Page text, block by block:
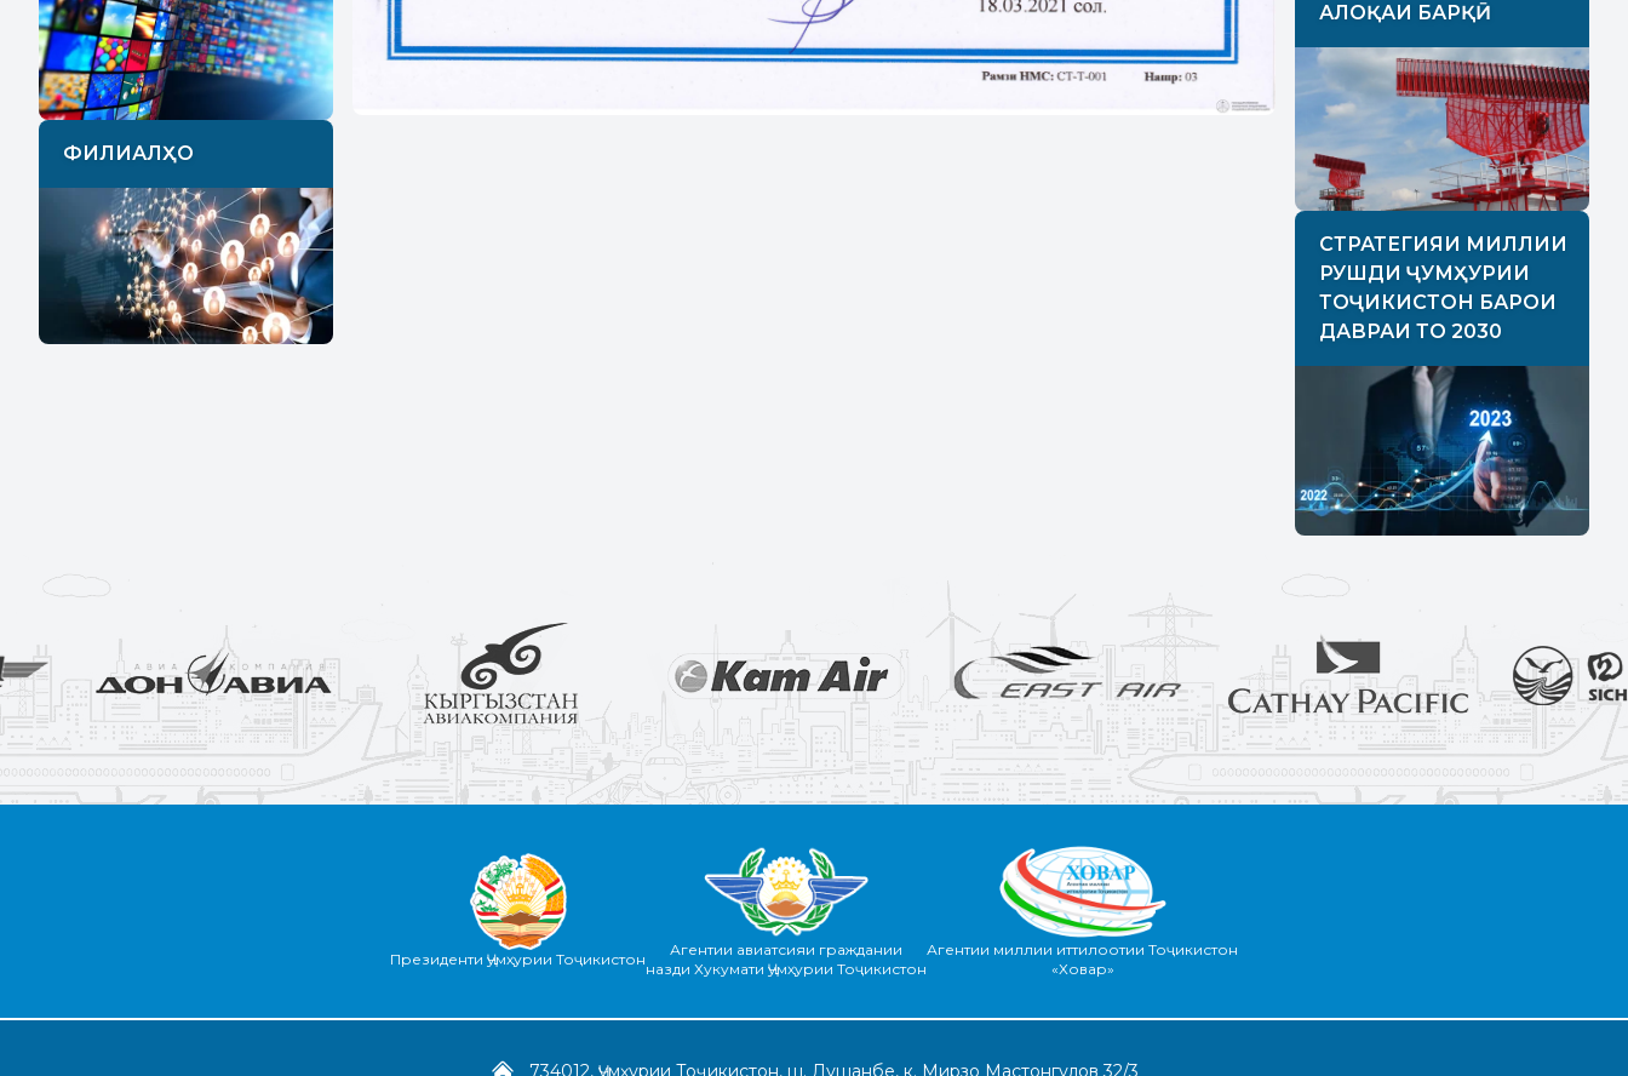
ФИЛИАЛҲО
АЛОҚАИ БАРҚӢ
СТРАТЕГИЯИ МИЛЛИИ
РУШДИ ҶУМҲУРИИ
ТОҶИКИСТОН БАРОИ
ДАВРАИ ТО 2030
Президенти Ҷумҳурии Тоҷикистон
Агентии авиатсияи граждании
назди Хукумати Ҷумҳурии Тоҷикистон
Агентии миллии иттилоотии Тоҷикистон
«Ховар»
734012, Ҷумҳурии Тоҷикистон, ш. Душанбе, к. Мирзо Мастонгулов 32/3